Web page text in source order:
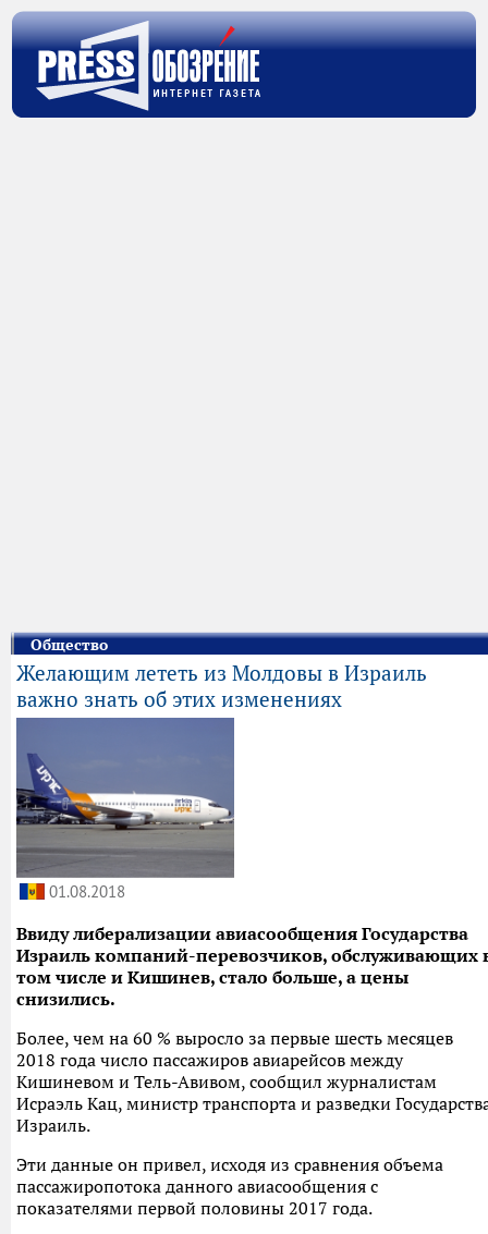
Общество
Желающим лететь из Молдовы в Израиль
важно знать об этих изменениях
01.08.2018
Ввиду либерализации авиасообщения Государства
Израиль компаний-перевозчиков, обслуживающих
том числе и Кишинев, стало больше, а цены
снизились.
Более, чем на 60 % выросло за первые шесть месяцев
2018 года число пассажиров авиарейсов между
Кишиневом и Тель-Авивом, сообщил журналистам
Исраэль Кац, министр транспорта и разведки
Израиль.
Эти данные он привел, исходя из сравнения объема
пассажиропотока данного авиасообщения с
показателями первой половины 2017 года.